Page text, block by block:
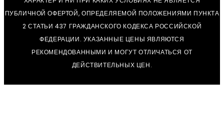
ПУБЛИЧНОЙ ОФЕРТОЙ, ОПРЕДЕЛЯЕМОЙ ПОЛОЖЕНИЯМИ ПУНКТА
2 СТАТЬИ 437 ГРАЖДАНСКОГО КОДЕКСА РОССИЙСКОЙ
ФЕДЕРАЦИИ. УКАЗАННЫЕ ЦЕНЫ ЯВЛЯЮТСЯ
РЕКОМЕНДОВАННЫМИ И МОГУТ ОТЛИЧАТЬСЯ ОТ
ДЕЙСТВИТЕЛЬНЫХ ЦЕН.